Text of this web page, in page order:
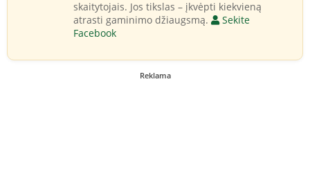
skaitytojais. Jos tikslas – įkvėpti kiekvieną
atrasti gaminimo džiaugsmą.
Sekite
Facebook
Reklama